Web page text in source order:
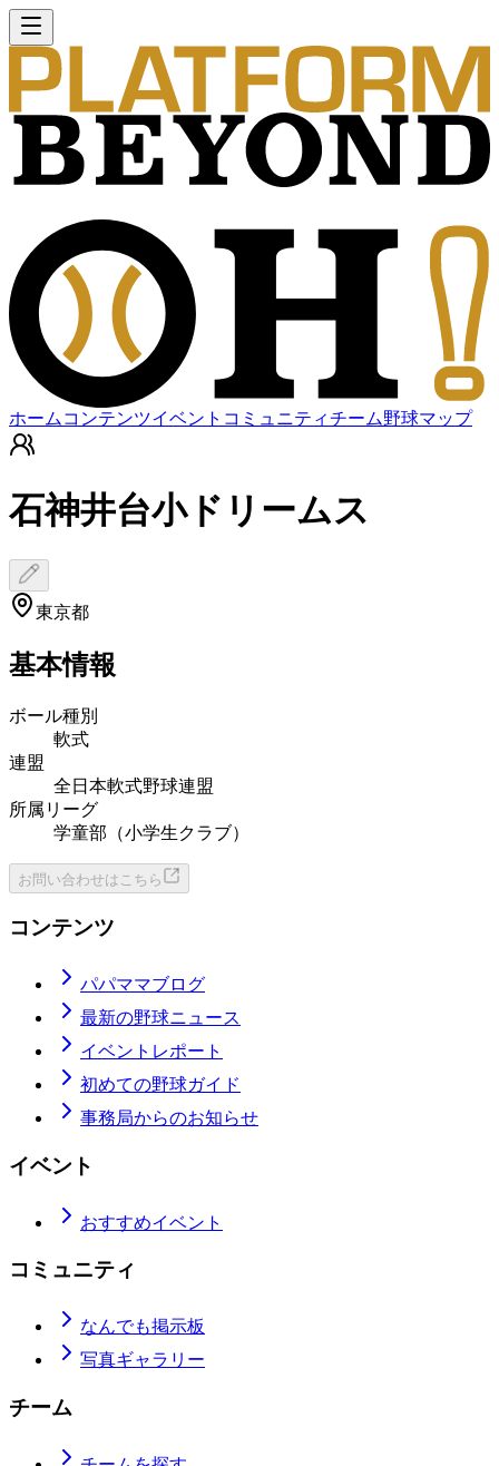
ホーム コンテンツイベント コミュニティチーム野球マップ
石神井台小ドリームス
東京都
基本情報
ボール種別
軟式
連盟
全日本軟式野球連盟
所属リーグ
学童部（小学生クラブ）
お問い合わせはこちら
コンテンツ
パパママブログ
最新の野球ニュース
イベントレポート
初めての野球ガイド
事務局からのお知らせ
イベント
おすすめイベント
コミュニティ
なんでも掲示板
写真ギャラリー
チーム